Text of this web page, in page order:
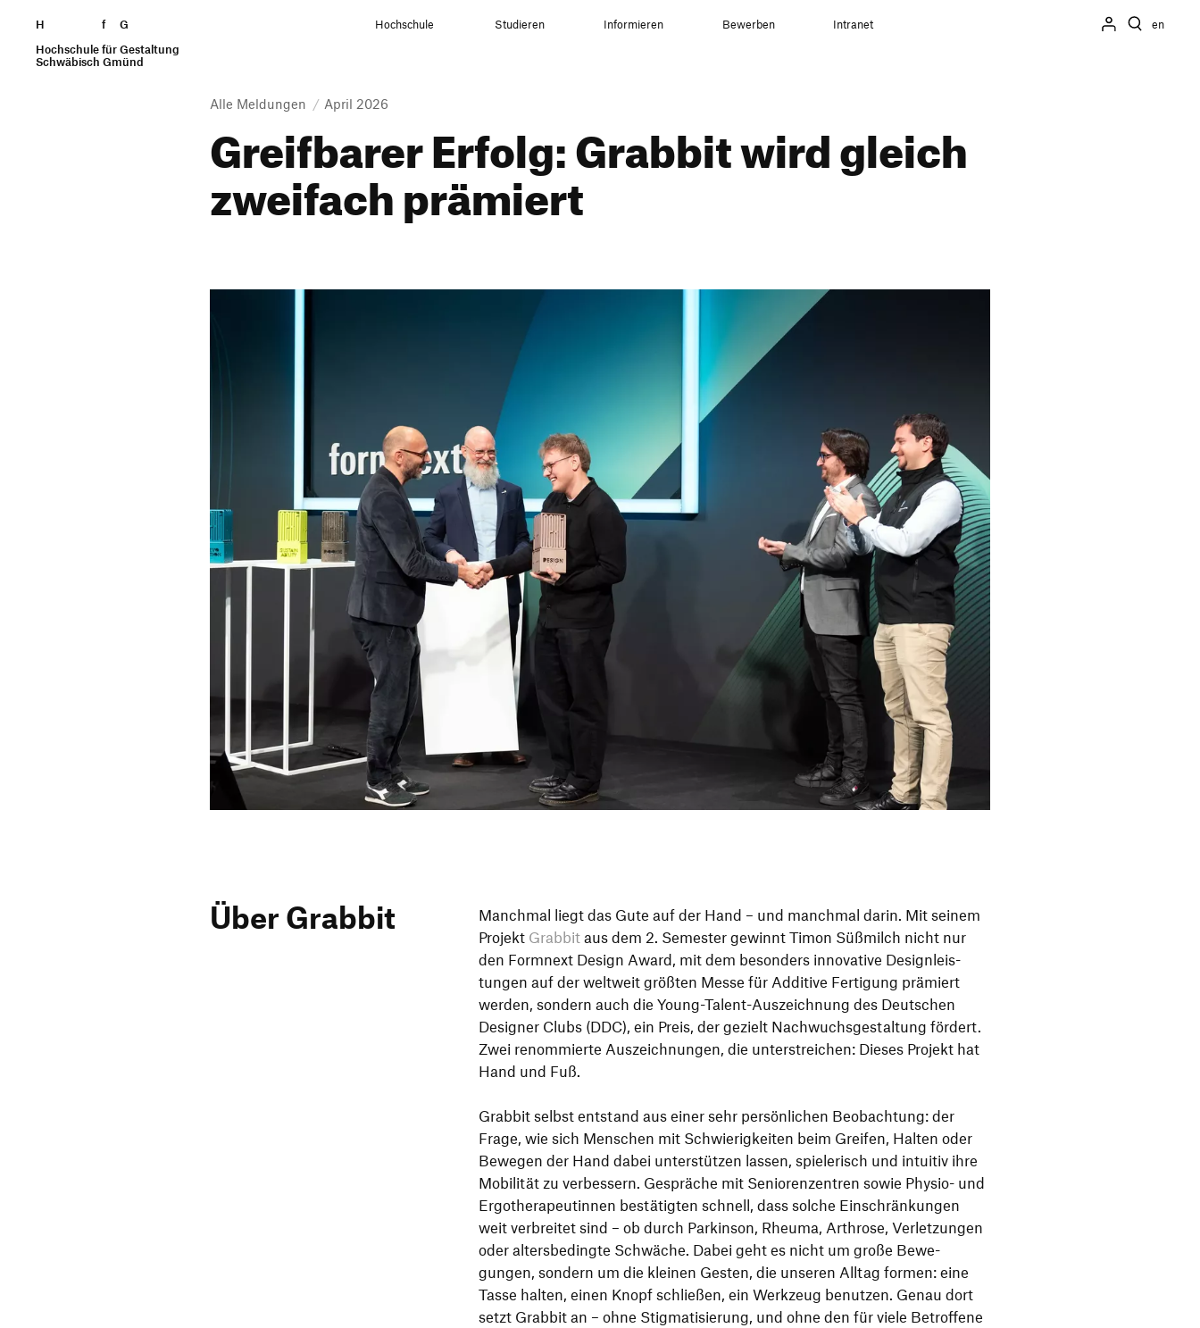
H f
G
Hochschule für Gestaltung
Schwäbisch Gmünd
Zum Seiteninhalt springen Hochschule Studieren Informieren Bewerben Intranet en
Alle Meldungen April 2026
Greif­barer Erfolg: Grabbit wird gleich
zwei­fach prämiert
Über Grabbit
Manchmal liegt das Gute auf der Hand – und manchmal darin. Mit seinem
Projekt Grabbitaus dem 2. Semester gewinnt Timon Süßmilch nicht nur
den Formnext Design Award, mit dem beson­ders inno­va­tive Design­leis­
tungen auf der welt­weit größten Messe für Addi­tive Ferti­gung prämiert
werden, sondern auch die Young-Talent-Auszeich­nung des Deut­schen
Desi­gner Clubs (DDC), ein Preis, der gezielt Nach­wuchs­ge­stal­tung fördert.
Zwei renom­mierte Auszeich­nungen, die unter­strei­chen: Dieses Projekt hat
Hand und Fuß.
Grabbit selbst entstand aus einer sehr persön­li­chen Beob­ach­tung: der
Frage, wie sich Menschen mit Schwie­rig­keiten beim Greifen, Halten oder
Bewegen der Hand dabei unter­stützen lassen, spie­le­risch und intuitiv ihre
Mobi­lität zu verbes­sern. Gespräche mit Senio­ren­zen­tren sowie Physio- und
Ergo­the­ra­peu­tinnen bestä­tigten schnell, dass solche Einschrän­kungen
weit verbreitet sind – ob durch Parkinson, Rheuma, Arthrose, Verlet­zungen
oder alters­be­dingte Schwäche. Dabei geht es nicht um große Bewe­
gungen, sondern um die kleinen Gesten, die unseren Alltag formen: eine
Tasse halten, einen Knopf schließen, ein Werk­zeug benutzen. Genau dort
setzt Grabbit an – ohne Stig­ma­ti­sie­rung, und ohne den für viele Betrof­fene